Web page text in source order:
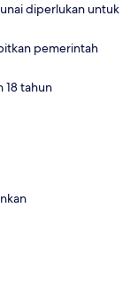
diperlukan untuk
pemerintah
18 tahun